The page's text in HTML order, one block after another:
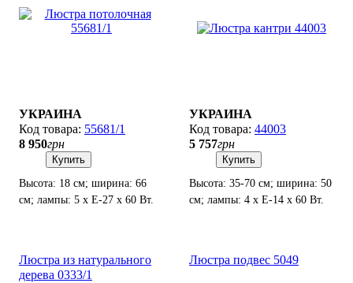
УКРАИНА
55681/1
8 950грн
Купить
Высота: 18 см; ширина: 66
см; лампы: 5 х Е-27 х 60 Вт.
УКРАИНА
44003
5 757грн
Купить
Высота: 35-70 см; ширина: 50
см; лампы: 4 х Е-14 х 60 Вт.
Люстра из натурального
дерева 0333/1
Люстра подвес 5049